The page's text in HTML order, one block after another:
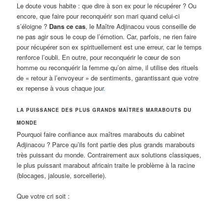
Le doute vous habite : que dire à son ex pour le récupérer ? Ou
encore, que faire pour reconquérir son mari quand celui-ci
s’éloigne ? Dans ce cas, le Maître Adjinacou vous conseille de
ne pas agir sous le coup de l’émotion. Car, parfois, ne rien faire
pour récupérer son ex spirituellement est une erreur, car le temps
renforce l’oubli. En outre, pour reconquérir le cœur de son
homme ou reconquérir la femme qu’on aime, il utilise des rituels
de « retour à l’envoyeur » de sentiments, garantissant que votre
ex repense à vous chaque jour.
LA PUISSANCE DES PLUS GRANDS MAÎTRES MARABOUTS DU
MONDE
Pourquoi faire confiance aux maîtres marabouts du cabinet
Adjinacou ? Parce qu’ils font partie des plus grands marabouts
très puissant du monde. Contrairement aux solutions classiques,
le plus puissant marabout africain traite le problème à la racine
(blocages, jalousie, sorcellerie).
Que votre cri soit :